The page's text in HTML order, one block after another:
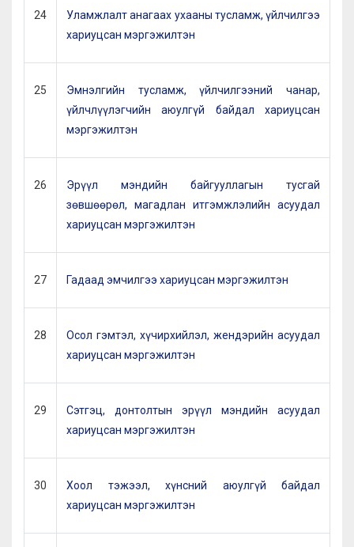
24
Уламжлалт анагаах ухааны тусламж, үйлчилгээ
хариуцсан мэргэжилтэн
25
Эмнэлгийн тусламж, үйлчилгээний чанар,
үйлчлүүлэгчийн аюулгүй байдал хариуцсан
мэргэжилтэн
26
Эрүүл мэндийн байгууллагын тусгай
зөвшөөрөл, магадлан итгэмжлэлийн асуудал
хариуцсан мэргэжилтэн
27 Гадаад эмчилгээ хариуцсан мэргэжилтэн
28
Осол гэмтэл, хүчирхийлэл, жендэрийн асуудал
хариуцсан мэргэжилтэн
29
Сэтгэц, донтолтын эрүүл мэндийн асуудал
хариуцсан мэргэжилтэн
30
Хоол тэжээл, хүнсний аюулгүй байдал
хариуцсан мэргэжилтэн